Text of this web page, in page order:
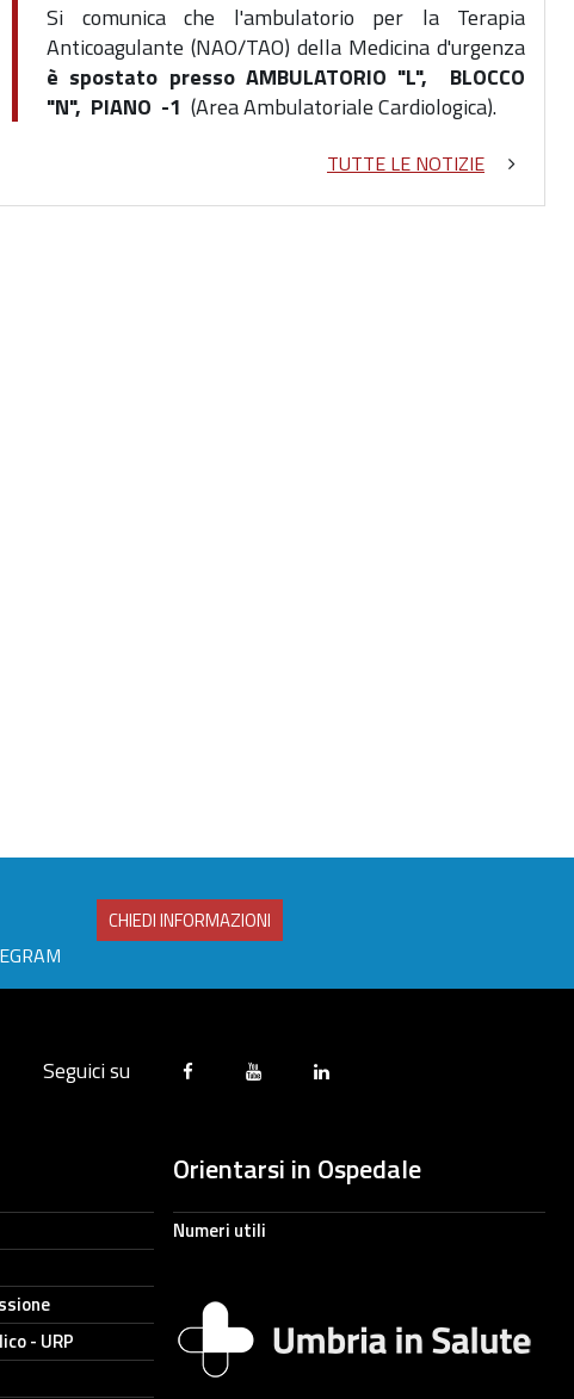
Si comunica che l'ambulatorio per la Terapia
Anticoagulante (NAO/TAO) della Medicina d'urgenza
è spostato presso AMBULATORIO "L", BLOCCO
"N", PIANO -1 (Area Ambulatoriale Cardiologica).
TUTTE LE NOTIZIE
CHIEDI INFORMAZIONI
Seguici su
- URP
Orientarsi in Ospedale
Numeri utili